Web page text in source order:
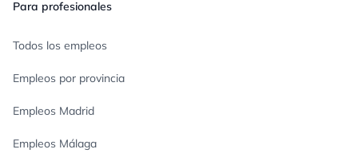
Para profesionales
Todos los empleos
Empleos por provincia
Empleos Madrid
Empleos Málaga